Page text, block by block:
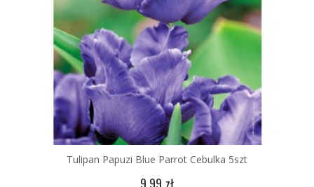
Tulipan Papuzi Blue Parrot Cebulka 5szt
9,99 zł